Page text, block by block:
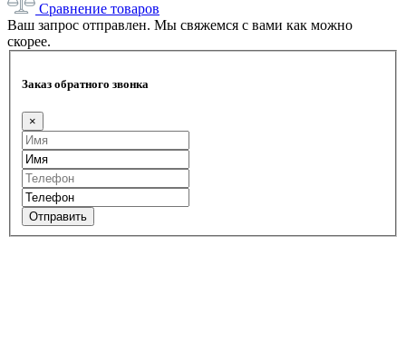
Сравнение товаров
Ваш запрос отправлен. Мы свяжемся с вами как можно
скорее.
Заказ обратного звонка
×
Отправить